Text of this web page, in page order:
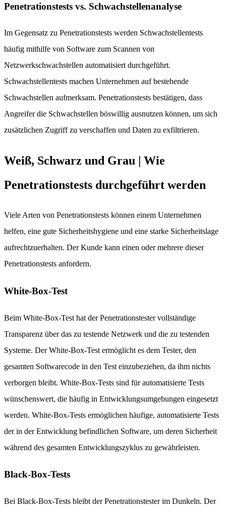
Penetrationstests vs. Schwachstellenanalyse
Im Gegensatz zu Penetrationstests werden Schwachstellentests
häufig mithilfe von Software zum Scannen von
Netzwerkschwachstellen automatisiert durchgeführt.
Schwachstellentests machen Unternehmen auf bestehende
Schwachstellen aufmerksam. Penetrationstests bestätigen, dass
Angreifer die Schwachstellen böswillig ausnutzen können, um sich
zusätzlichen Zugriff zu verschaffen und Daten zu exfiltrieren.
Weiß, Schwarz und Grau | Wie
Penetrationstests durchgeführt werden
Viele Arten von Penetrationstests können einem Unternehmen
helfen, eine gute Sicherheitshygiene und eine starke Sicherheitslage
aufrechtzuerhalten. Der Kunde kann einen oder mehrere dieser
Penetrationstests anfordern.
White-Box-Test
Beim White-Box-Test hat der Penetrationstester vollständige
Transparenz über das zu testende Netzwerk und die zu testenden
Systeme. Der White-Box-Test ermöglicht es dem Tester, den
gesamten Softwarecode in den Test einzubeziehen, da ihm nichts
verborgen bleibt. White-Box-Tests sind für automatisierte Tests
wünschenswert, die häufig in Entwicklungsumgebungen eingesetzt
werden. White-Box-Tests ermöglichen häufige, automatisierte Tests
der in der Entwicklung befindlichen Software, um deren Sicherheit
während des gesamten Entwicklungszyklus zu gewährleisten.
Black-Box-Tests
Bei Black-Box-Tests bleibt der Penetrationstester im Dunkeln. Der